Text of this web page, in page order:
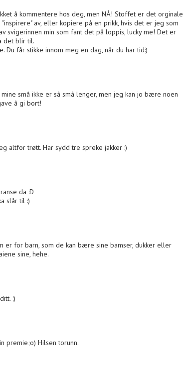
å kommentere hos deg, men NÅ! Stoffet er det orginale
av, eller kopiere på en prikk, hvis det er jeg som
svigerinnen min som fant det på loppis, lucky me! Det er
det blir til.
får stikke innom meg en dag, når du har tid:)
små ikke er så små lenger, men jeg kan jo bære noen
å gi bort!
altfor trøtt. Har sydd tre spreke jakker :)
da :D
slår til :)
er for barn, som de kan bære sine bamser, dukker eller
sine, hehe.
:)
premie;o) Hilsen torunn.